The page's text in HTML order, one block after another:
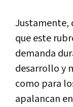
Justamente,
que este
demanda
desarrollo y
como para
apalancan